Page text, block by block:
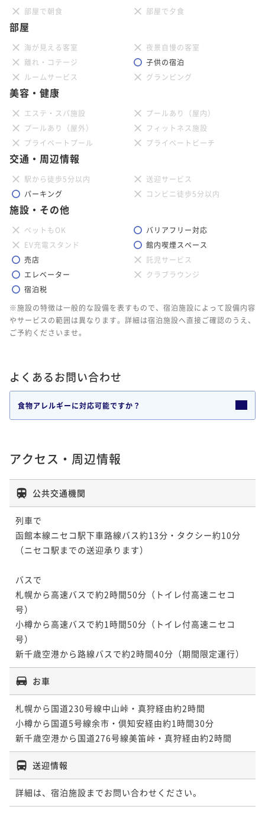
部屋で朝食 部屋で夕食
部屋
海が見える客室
夜景自慢の客室
離れ・コテージ
子供の宿泊
ルームサービス
グランピング
美容・健康
エステ・スパ施設
プールあり（屋内）
プールあり（屋外）
フィットネス施設
プライベートプール
プライベートビーチ
交通・周辺情報
駅から徒歩5分以内
送迎サービス
パーキング
コンビニ徒歩5分以内
施設・その他
ペットもOK
バリアフリー対応
EV充電スタンド
館内喫煙スペース
売店
託児サービス
エレベーター
クラブラウンジ
宿泊税
※施設の特徴は一般的な設備を表すもので、宿泊施設によって設備内容
やサービスの範囲は異なります。詳細は宿泊施設へ直接ご確認のうえ、
ご予約くださいませ。
よくあるお問い合わせ
食物アレルギーに対応可能ですか？
アクセス・周辺情報
公共交通機関
列車で
函館本線ニセコ駅下車路線バス約13分・タクシー約10分
（ニセコ駅までの送迎承ります）
バスで
札幌から高速バスで約2時間50分（トイレ付高速ニセコ
号）
小樽から高速バスで約1時間50分（トイレ付高速ニセコ
号）
新千歳空港から路線バスで約2時間40分（期間限定運行）
お車
札幌から国道230号線中山峠・真狩経由約2時間
小樽から国道5号線余市・倶知安経由約1時間30分
新千歳空港から国道276号線美笛峠・真狩経由約2時間
送迎情報
詳細は、宿泊施設までお問い合わせください。